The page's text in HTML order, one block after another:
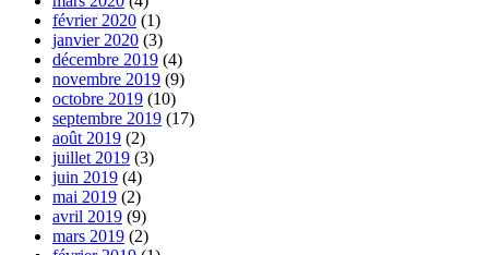
février 2020 (1)
janvier 2020 (3)
décembre 2019 (4)
novembre 2019 (9)
octobre 2019 (10)
septembre 2019 (17)
août 2019 (2)
juillet 2019 (3)
juin 2019 (4)
mai 2019 (2)
avril 2019 (9)
mars 2019 (2)